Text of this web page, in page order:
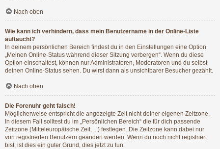
Nach oben
Wie kann ich verhindern, dass mein Benutzername in der Online-Liste
auftaucht?
In deinem persönlichen Bereich findest du in den Einstellungen eine Option
„Meinen Online-Status während dieser Sitzung verbergen“. Wenn du diese
Option einschaltest, können nur Administratoren, Moderatoren und du selbst
deinen Online-Status sehen. Du wirst dann als unsichtbarer Besucher gezählt.
Nach oben
Die Forenuhr geht falsch!
Möglicherweise entspricht die angezeigte Zeit nicht deiner eigenen Zeitzone.
In diesem Fall solltest du im „Persönlichen Bereich“ die für dich passende
Zeitzone (Mitteleuropäische Zeit, ...) festlegen. Die Zeitzone kann dabei nur
von registrierten Benutzern geändert werden. Wenn du noch nicht registriert
bist, ist dies ein guter Grund, dies jetzt zu tun.